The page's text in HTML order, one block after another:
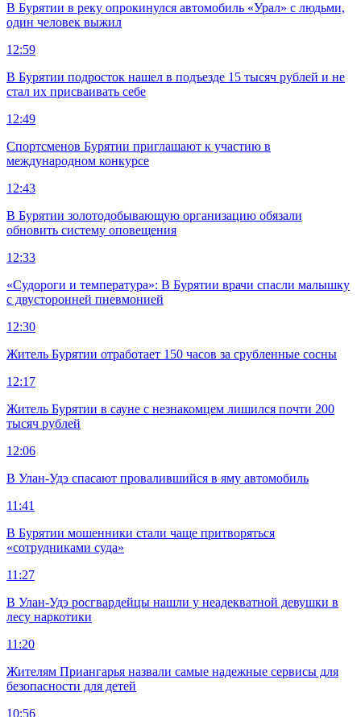
В Бурятии в реку опрокинулся автомобиль «Урал» с людьми,
один человек выжил
12:59
В Бурятии подросток нашел в подъезде 15 тысяч рублей и не
стал их присваивать себе
12:49
Спортсменов Бурятии приглашают к участию в
международном конкурсе
12:43
В Бурятии золотодобывающую организацию обязали
обновить систему оповещения
12:33
«Судороги и температура»: В Бурятии врачи спасли малышку
с двусторонней пневмонией
12:30
Житель Бурятии отработает 150 часов за срубленные сосны
12:17
Житель Бурятии в сауне с незнакомцем лишился почти 200
тысяч рублей
12:06
В Улан-Удэ спасают провалившийся в яму автомобиль
11:41
В Бурятии мошенники стали чаще притворяться
«сотрудниками суда»
11:27
В Улан-Удэ росгвардейцы нашли у неадекватной девушки в
лесу наркотики
11:20
Жителям Приангарья назвали самые надежные сервисы для
безопасности для детей
10:56